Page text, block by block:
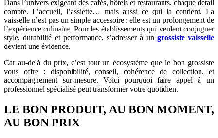
Dans l’univers exigeant des cafés, hôtels et restaurants, chaque détail
compte. L’accueil, l’assiette… mais aussi ce qui la contient. La
vaisselle n’est pas un simple accessoire : elle est un prolongement de
l’expérience culinaire. Pour les établissements qui veulent conjuguer
style, durabilité et performance, s’adresser à un grossiste vaisselle
devient une évidence.
Car au-delà du prix, c’est tout un écosystème que le bon grossiste
vous offre : disponibilité, conseil, cohérence de collection, et
accompagnement sur-mesure. Voici pourquoi faire appel à un
professionnel spécialisé peut transformer votre quotidien.
LE BON PRODUIT, AU BON MOMENT,
AU BON PRIX